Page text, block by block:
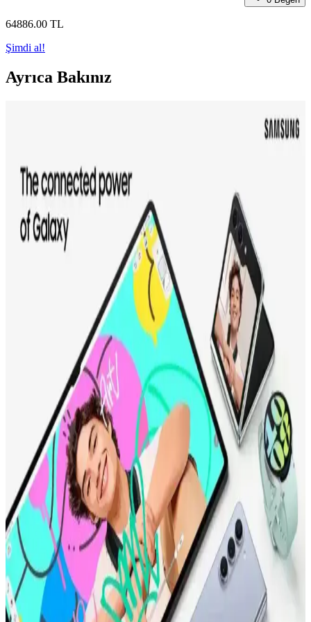
64886.00 TL
Şimdi al!
Ayrıca Bakınız
Samsung 75DU8000 4K Ultra HD Televizyonu:
Geniş Ekran ve Yüksek Çözünürlük Özellikleriyle
Samsung 75DU8000, 75 inç 4K Ultra HD ekranıyla detaylı ve canlı
görüntüler sunar. Modern tasarımı ve akıllı özellikleriyle ev
eğlencesini yeni seviyeye taşır.
Akıllı Ultra HD Televizyonlar: Yüksek Çözünürlük
ve Akıllı Özellikler Rehberi
Akıllı Ultra HD televizyonlar, yüksek çözünürlük ve entegre akıllı
özellikleriyle evde eğlenceyi yeni seviyeye taşıyor. Geniş içerik
erişimi ve gelişmiş teknolojileriyle öne çıkıyor.
Samsung 75 İnç Akıllı Televizyonları: Geniş Ekran
ve Gelişmiş Özellikler
Samsung'un 75 inç akıllı televizyonları, yüksek çözünürlük ve
gelişmiş özellikleriyle evinizde sinema keyfi sunar. Akıllı platform
ve bağlantı seçenekleriyle kullanıcı deneyimini artırır.
Vestel Büyük Ekran Televizyon Modelleri ve
Karşılaştırması: Özellikler ve Kullanıcı Yorumları
Vestel’in çeşitli büyük ekran televizyon modelleri, 4K çözünürlük,
HDR ve akıllı özellikler ile yüksek görüntü kalitesi ve kullanım
kolaylığı sunar. Farklı boyutlar ve teknolojilerle ihtiyaçlara uygun
seçenekler mevcuttur.
75 inç 4K Ultra HD Televizyonlar: Büyük Ekran ve
Yüksek Çözünürlükle Ev Eğlencesi
75 inç 4K Ultra HD televizyonlar, geniş ekran ve yüksek
çözünürlükleriyle evde sinema ve oyun deneyimini artırır, detaylı
görüntü ve canlı renkler sağlar.
Ultimate RX 5000 Hareketli TV Aparatı: Modern